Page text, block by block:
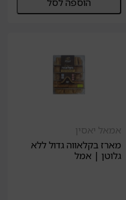
אמאל יאסין
מארז בקלאווה גדול ללא
גלוטן | אמל